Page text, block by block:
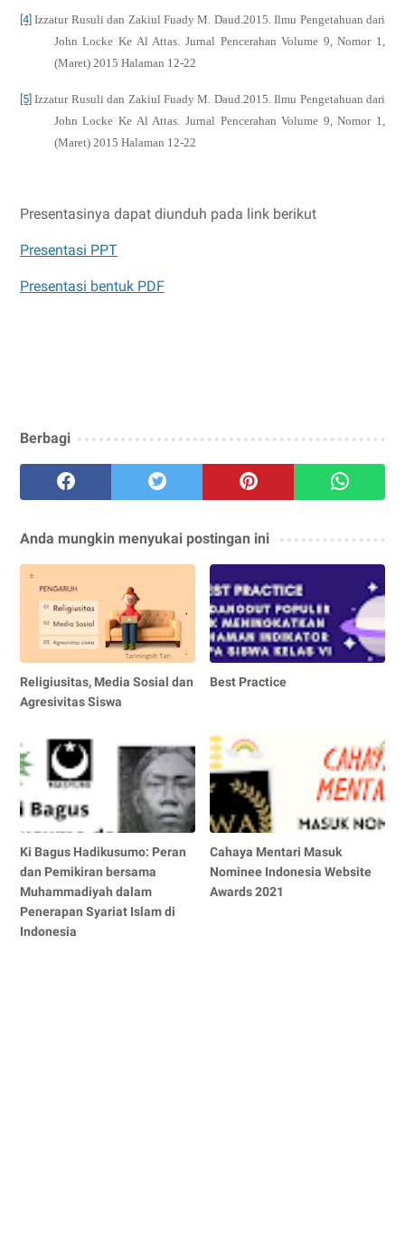
[4] Izzatur Rusuli dan Zakiul Fuady M. Daud.2015. Ilmu Pengetahuan dari
John Locke Ke Al Attas. Jurnal Pencerahan Volume 9, Nomor 1,
(Maret) 2015 Halaman 12-22
[5] Izzatur Rusuli dan Zakiul Fuady M. Daud.2015. Ilmu Pengetahuan dari
John Locke Ke Al Attas. Jurnal Pencerahan Volume 9, Nomor 1,
(Maret) 2015 Halaman 12-22
Presentasinya dapat diunduh pada link berikut
Presentasi PPT
Presentasi bentuk PDF
Berbagi
Anda mungkin menyukai postingan ini
Religiusitas, Media Sosial dan
Agresivitas Siswa
Best Practice
Ki Bagus Hadikusumo: Peran
dan Pemikiran bersama
Muhammadiyah dalam
Penerapan Syariat Islam di
Indonesia
Cahaya Mentari Masuk
Nominee Indonesia Website
Awards 2021